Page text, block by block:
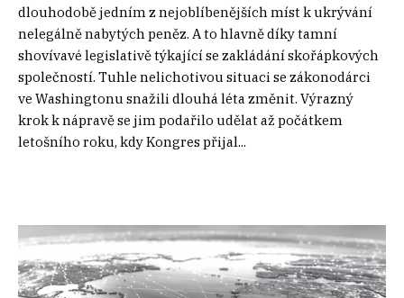
dlouhodobě jedním z nejoblíbenějších míst k ukrývání
nelegálně nabytých peněz. A to hlavně díky tamní
shovívavé legislativě týkající se zakládání skořápkových
společností. Tuhle nelichotivou situaci se zákonodárci
ve Washingtonu snažili dlouhá léta změnit. Výrazný
krok k nápravě se jim podařilo udělat až počátkem
letošního roku, kdy Kongres přijal...